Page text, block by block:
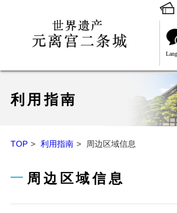
利用指南
TOP 利用指南 周边区域信息
周边区域信息